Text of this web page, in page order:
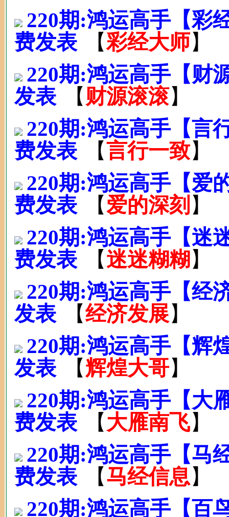
220期:鸿运高手【
费发表
【彩经大师】
220期:鸿运高手【
发表
【 财源滚滚】
220期:鸿运高手【
费发表
【言行一致】
220期:鸿运高手【
费发表
【爱的深刻 】
220期:鸿运高手【
费发表
【迷迷糊糊 】
220期:鸿运高手【
发表
【经济发展】
220期:鸿运高手【
发表
【辉煌大哥】
220期:鸿运高手【
费发表
【 大雁南飞】
220期:鸿运高手【
费发表
【马经信息】
220期:鸿运高手【